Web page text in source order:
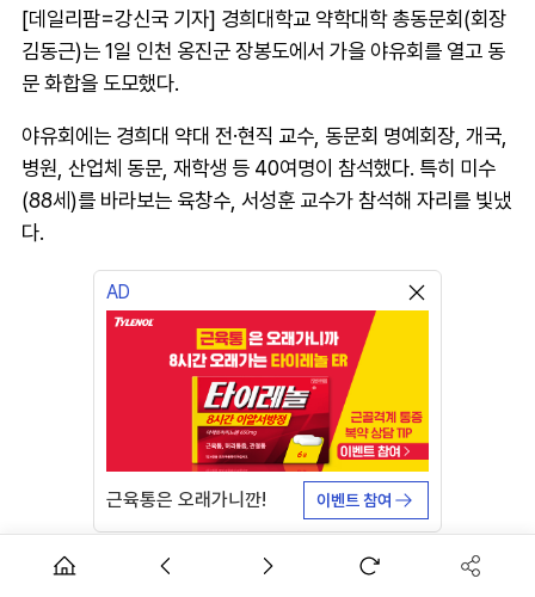
[데일리팜=강신국 기자] 경희대학교 약학대학 총동문회(회장
김동근)는 1일 인천 옹진군 장봉도에서 가을 야유회를 열고 동
문 화합을 도모했다.
야유회에는 경희대 약대 전·현직 교수, 동문회 명예회장, 개국,
병원, 산업체 동문, 재학생 등 40여명이 참석했다. 특히 미수
(88세)를 바라보는 육창수, 서성훈 교수가 참석해 자리를 빛냈
다.
AD
근육통은 오래가니깐! 이벤트 참여